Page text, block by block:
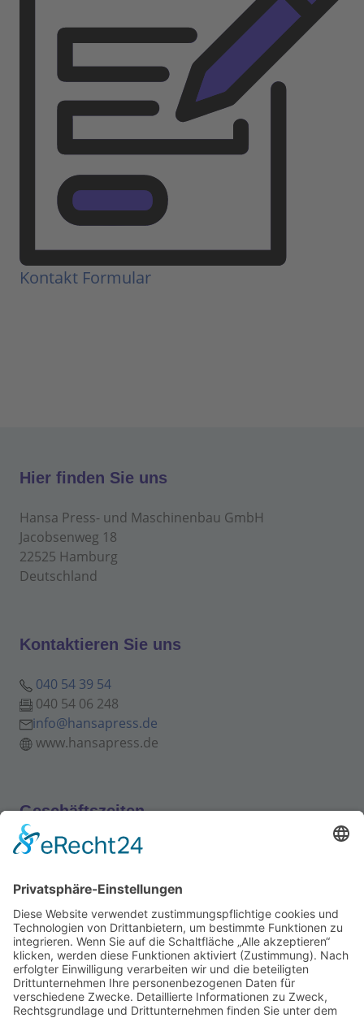
Kontakt Formular
Hier finden Sie uns
Hansa Press- und Maschinenbau GmbH
Jacobsenweg 18
22525 Hamburg
Deutschland
Kontaktieren Sie uns
040 54 39 54
040 54 06 248
info@hansapress.de
www.hansapress.de
Geschäftszeiten
Mo - Do:06:00 Uhr - 15:00 Uhr
Partner